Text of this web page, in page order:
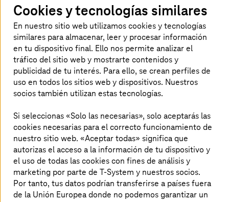
complejas y realistas para aplicaciones
empresariales ha sido, hasta ahora, una
quimera empresarial: la escasa experiencia del
usuario y la falta de experiencia en tiempo real
de los cálculos describen el estado de las
cosas. Pero esto está cambiando: por ejemplo,
NVIDIA Omniverse permite realizar ciclos más
rápidos y con mayor precisión en la
planificación de la producción de vehículos.
Rendimiento incomparable en NVIDIA
Omniverse Cloud
Las simulaciones y modelizaciones en la industria del
Cookies y tecnologías similares
En nuestro sitio web utilizamos cookies y tecnologías
similares para almacenar, leer y procesar información
en tu dispositivo final. Ello nos permite analizar el
tráfico del sitio web y mostrarte contenidos y
publicidad de tu interés. Para ello, se crean perfiles de
uso en todos los sitios web y dispositivos. Nuestros
socios también utilizan estas tecnologías.
Si seleccionas «Solo las necesarias», solo aceptarás las
cookies necesarias para el correcto funcionamiento de
nuestro sitio web. «Aceptar todas» significa que
autorizas el acceso a la información de tu dispositivo y
el uso de todas las cookies con fines de análisis y
marketing por parte de T-System y nuestros socios.
Por tanto, tus datos podrían transferirse a países fuera
de la Unión Europea donde no podemos garantizar un